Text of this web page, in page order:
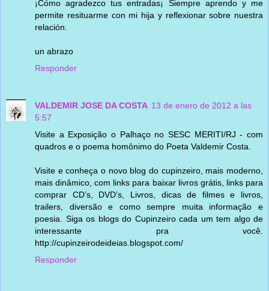
¡Cómo agradezco tus entradas¡ Siempre aprendo y me
permite resituarme con mi hija y reflexionar sobre nuestra
relación.
un abrazo
Responder
VALDEMIR JOSE DA COSTA 13 de enero de 2012 a las
5:57
Visite a Exposição o Palhaço no SESC MERITI/RJ - com
quadros e o poema homônimo do Poeta Valdemir Costa.
Visite e conheça o novo blog do cupinzeiro, mais moderno,
mais dinâmico, com links para baixar livros grátis, links para
comprar CD’s, DVD’s, Livros, dicas de filmes e livros,
trailers, diversão e como sempre muita informação e
poesia. Siga os blogs do Cupinzeiro cada um tem algo de
interessante pra você.
http://cupinzeirodeideias.blogspot.com/
Responder